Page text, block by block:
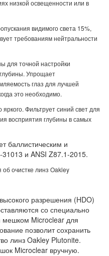
низкой освещенности или в
видимого света 15%,
требованиям нейтральности
для точной настройки
Упрощает
глаз для лучшей
это необходимо.
Фильтрует синий свет для
восприятия глубины в самых
баллистическим и
31013 и ANSI Z87.1-2015.
очистке линз Oakley
разрешения (HDO)
со специально
мешком Microclear для
позволит сохранить
линз Oakley Plutonite.
Microclear вручную.